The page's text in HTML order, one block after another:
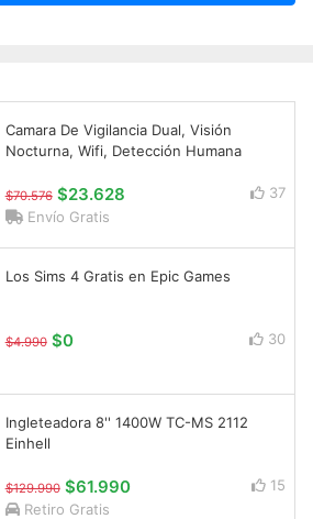
Camara De Vigilancia Dual, Visión
Nocturna, Wifi, Detección Humana
$70.576 $23.628
37
Envío Gratis
Los Sims 4 Gratis en Epic Games
$4.990 $0 30
Ingleteadora 8'' 1400W TC-MS 2112
Einhell
$129.990 $61.990
15
Retiro Gratis